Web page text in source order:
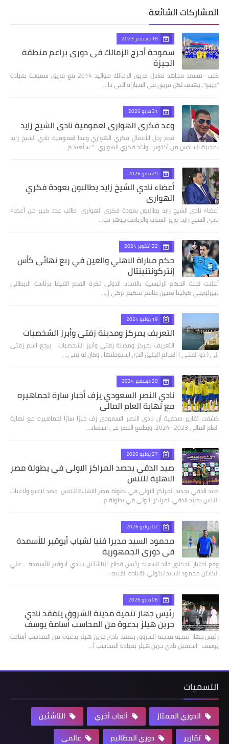
المشاركات الشائعة
18 ديسمبر 2023
سموحة أحرج الزمالك فى دورى براعم منطقة
الجيزة
كتب -مسعد مجاهد تعادل فريق الزمالك مواليد 2014 مع فريق سموحة بقيادة
"ديبو"، بهدف لكل فريق فى المباراة التى دا…
31 مايو 2026
وعد فكري الهواري لعمومية نادي الشيخ زايد
قدم رجل الأعمال فكري الهواري وعدا لعمومية نادي الشيخ زايد
بمدينة السادس من أكتوبر . وأكد فكري الهواري : " سنُعيد م…
29 مايو 2026
أعضاء نادي الشيخ زايد يطالبون بعودة فكري
الهواري
أعضاء نادي الشيخ زايد يطالبون بعودة فكري الهواري طالب عدد كبير من أعضاء
نادي الشيخ زايد، وزير الشباب والرياضة جوهر نب…
22 أكتوبر 2024
حكم مباراة الاهلي والعين في ربع نهائى كأس
إنتركونتنينتال
أعلنت لجنة الحكام الرئيسية بالاتحاد الدولي لكرة القدم الفيفا برئاسة الايطالي
بييرلويجي كولينا تعيين طاقم تحكيم تركي ل…
19 يوليو 2024
التعريف بمركز ومدينة زفتي وأبرز الشخصيات
التعريف بمركز ومدينة زفتي وأبرز الشخصيات يرجع اسم زفتى
إلى ( ذو الفتـى ) العـالم الجليل الذي استوطنها ، وكان له فتى…
20 ديسمبر 2024
نادي النصر السعودي يزف أخبار سارة لجماهيره
مع نهاية العام المالي
كشفت تقارير صحفية أن نادي النصر السعودي زف خبرًا سارًا لجماهيره مع نهاية
العام المالي 2023 -2024. ويطمع النصر في استعاد…
27 يوليو 2026
صيد الدقي يحصد المراكز الاولى في بطولة مصر
الاهلية للتنس
صيد الدقي يحصد المراكز الاولى في بطولة مصر الاهلية للتنس حصد لاعبو ولاعبات
التنس بصيد الدقي المراكز الاولى في بطولة م…
02 يوليو 2026
محمود السيد مديرا فنيا لشباب أبوقير للأسمدة
في دوري الجمهورية
وقع اختيار الدكتور خالد السعيد رئيس قطاع الناشئين بنادي أبوقير للأسمدة علي
الكابتن محمود السيد ليتولي القياده الفنيه …
06 مايو 2026
رئيس جهاز تنمية مدينة الشروق يتفقد نادي
جرين هيلز بدعوة من المحاسب أسامة يوسف
رئيس جهاز تنمية مدينة الشروق يتفقد نادي جرين هيلز بدعوة من المحاسب أسامة
يوسف استقبل نادي جرين هيلز بقيادة المحاسب أ…
التسميات
الدوري الممتاز ألعاب أخري
الناشئين
تقارير
دوري المظاليم عالمى